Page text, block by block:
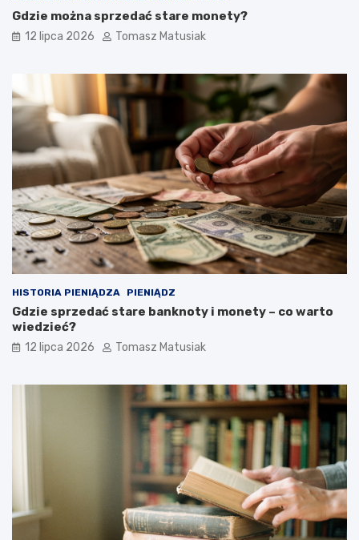
Gdzie można sprzedać stare monety?
12 lipca 2026 Tomasz Matusiak
HISTORIA PIENIĄDZA PIENIĄDZ
Gdzie sprzedać stare banknoty i monety – co warto
wiedzieć?
12 lipca 2026 Tomasz Matusiak